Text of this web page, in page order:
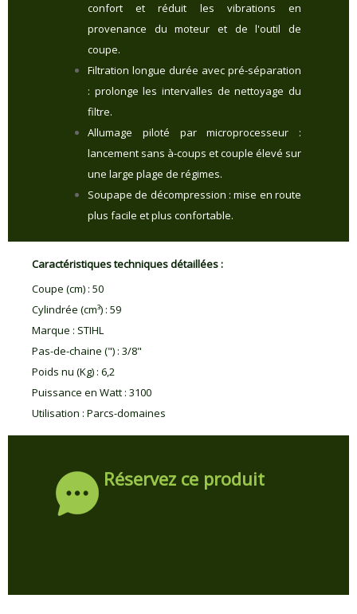
confort et réduit les vibrations en
provenance du moteur et de l'outil de
coupe.
Filtration longue durée avec pré-séparation
: prolonge les intervalles de nettoyage du
filtre.
Allumage piloté par microprocesseur :
lancement sans à-coups et couple élevé sur
une large plage de régimes.
Soupape de décompression : mise en route
plus facile et plus confortable.
Caractéristiques techniques détaillées :
Coupe (cm) : 50
Cylindrée (cm³) : 59
Marque : STIHL
Pas-de-chaine (") : 3/8"
Poids nu (Kg) : 6,2
Puissance en Watt : 3100
Utilisation : Parcs-domaines
Réservez ce produit